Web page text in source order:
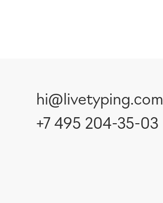
hi@livetyping.com
+7 495 204-35-03